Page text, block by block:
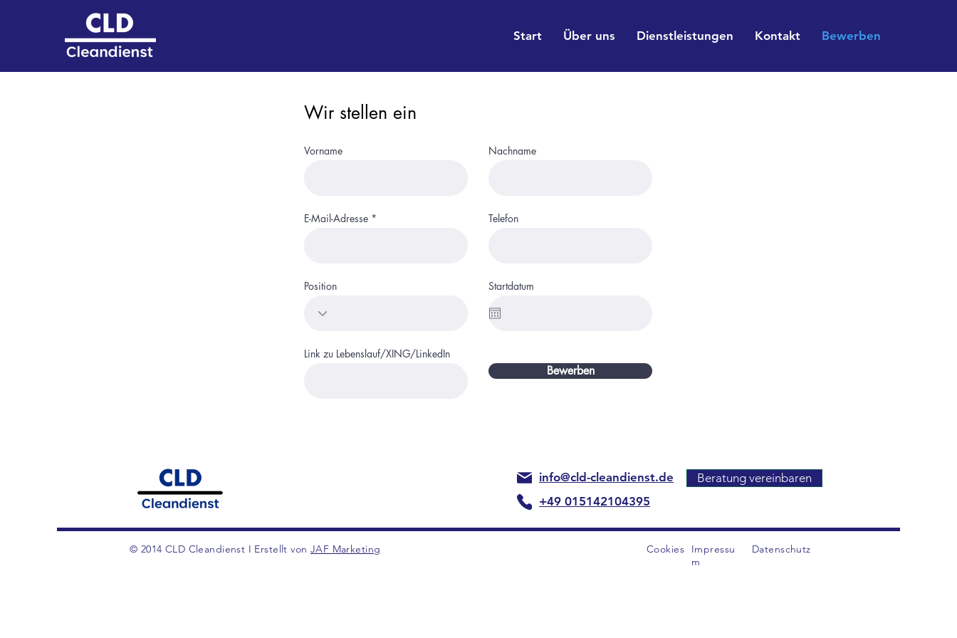
Start Über uns Dienstleistungen Kontakt Bewerben
Wir stellen ein
Vorname Nachname
E-Mail-Adresse Telefon
Position Startdatum
Link zu Lebenslauf/XING/LinkedIn
Bewerben
info@cld-cleandienst.de
+49 015142104395
Beratung vereinbaren
© 2014 CLD Cleandienst I Erstellt von JAF Marketing Cookies
Impressu
m
Datenschutz